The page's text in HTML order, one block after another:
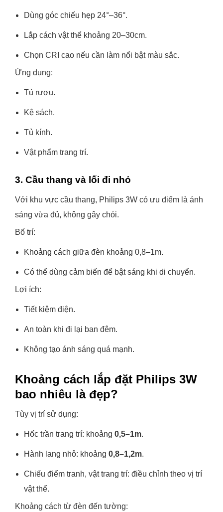
Dùng góc chiếu hẹp 24°–36°.
Lắp cách vật thể khoảng 20–30cm.
Chọn CRI cao nếu cần làm nổi bật màu sắc.
Ứng dụng:
Tủ rượu.
Kệ sách.
Tủ kính.
Vật phẩm trang trí.
3. Cầu thang và lối đi nhỏ
Với khu vực cầu thang, Philips 3W có ưu điểm là ánh
sáng vừa đủ, không gây chói.
Bố trí:
Khoảng cách giữa đèn khoảng 0,8–1m.
Có thể dùng cảm biến để bật sáng khi di chuyển.
Lợi ích:
Tiết kiệm điện.
An toàn khi đi lại ban đêm.
Không tạo ánh sáng quá mạnh.
Khoảng cách lắp đặt Philips 3W
bao nhiêu là đẹp?
Tùy vị trí sử dụng:
Hốc trần trang trí: khoảng 0,5–1m.
Hành lang nhỏ: khoảng 0,8–1,2m.
Chiếu điểm tranh, vật trang trí: điều chỉnh theo vị trí
vật thể.
Khoảng cách từ đèn đến tường: